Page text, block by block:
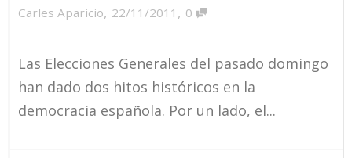
Carles Aparicio, 22/11/2011 , 0
Las Elecciones Generales del pasado domingo
han dado dos hitos históricos en la
democracia española. Por un lado, el...